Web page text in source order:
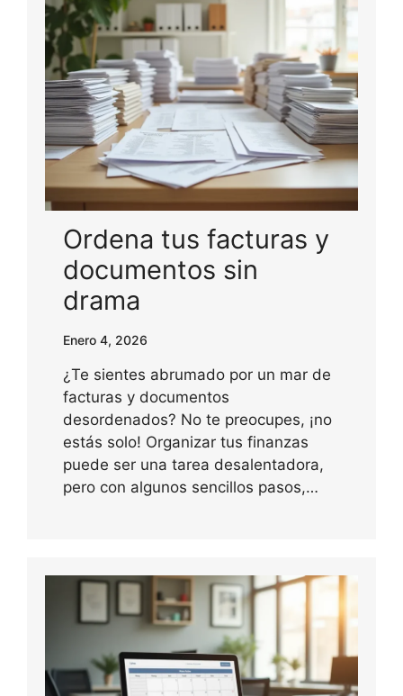
Ordena tus facturas y
documentos sin
drama
Enero 4, 2026
¿Te sientes abrumado por un mar de
facturas y documentos
desordenados? No te preocupes, ¡no
estás solo! Organizar tus finanzas
puede ser una tarea desalentadora,
pero con algunos sencillos pasos,…